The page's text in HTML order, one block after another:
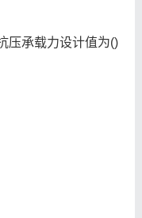
压承载力设计值为()